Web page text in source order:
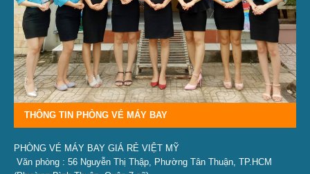
THÔNG TIN PHÒNG VÉ MÁY BAY
PHÒNG VÉ MÁY BAY GIÁ RẺ VIỆT MỸ
Văn phòng : 56 Nguyễn Thị Thập, Phường Tân Thuận, TP.HCM